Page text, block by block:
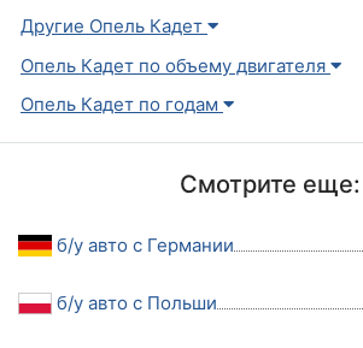
Другие Опель Кадет
Опель Кадет по объему двигателя
Опель Кадет по годам
Смотрите еще:
б/у авто с Германии
б/у авто с Польши